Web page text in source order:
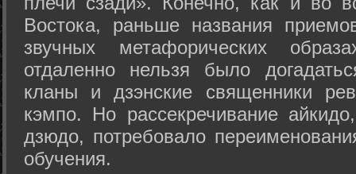
Востока, раньше названия
звучных метафорических
отдаленно нельзя было
кланы и дзэнские священники
кэмпо. Но рассекречивание
дзюдо, потребовало
обучения.